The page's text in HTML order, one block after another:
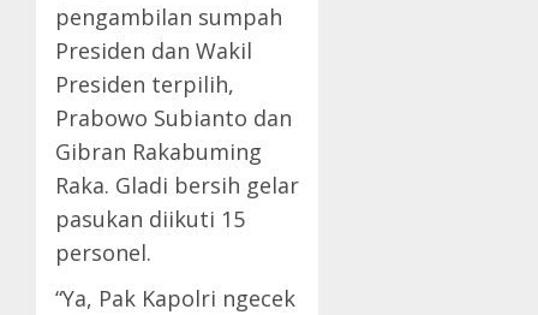
pengambilan sumpah
Presiden dan Wakil
Presiden terpilih,
Prabowo Subianto dan
Gibran Rakabuming
Raka. Gladi bersih gelar
pasukan diikuti 15
personel.
“Ya, Pak Kapolri ngecek